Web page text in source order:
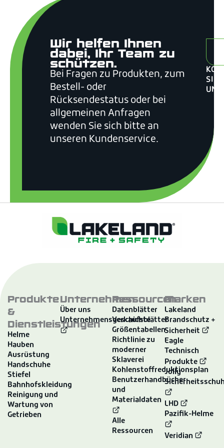
Wir helfen Ihnen
dabei, Ihr Team zu
schützen.
Bei Fragen zu Produkten, zum
Bestell- oder
Rücksendestatus oder bei
allgemeinen Anfragen
wenden Sie sich bitte an
unseren Kundenservice.
SIE
UNS
Produkte
&
Dienstleistungen
Helme
Hauben
Ausrüstung
Handschuhe
Stiefel
Bahnhofskleidung
Reinigung und
Wartung von
Getrieben
Unternehmen
Über uns
Unternehmensgeschichte
Ressourcen
Datenblätter
Verkaufsblätter
Größentabellen
Richtlinie zu
moderner
Sklaverei
Kohlenstoffreduktionsplan
Benutzerhandbücher
und
Materialdaten
Alle
Ressourcen
Marken
Lakeland
Brandschutz +
Sicherheit
Eagle
Technisch
Produkte
Jolly
LHD
Pazifik-Helme
Veridian